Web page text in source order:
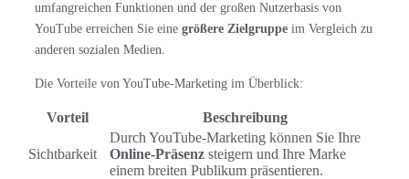
umfangreichen Funktionen und der großen Nutzerbasis von
YouTube erreichen Sie eine größere Zielgruppe im Vergleich zu
anderen sozialen Medien.
Die Vorteile von YouTube-Marketing im Überblick:
Vorteil Beschreibung
Sichtbarkeit
Durch YouTube-Marketing können Sie Ihre
Online-Präsenz steigern und Ihre Marke
einem breiten Publikum präsentieren.